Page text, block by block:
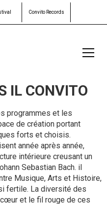
Convito Records
IL CONVITO
programmes et les
de création portant
forts et choisis.
année après année,
intérieure creusant un
Sebastian Bach. il
Musique, Arts et Histoire,
fertile. La diversité des
et le fil rouge de ces